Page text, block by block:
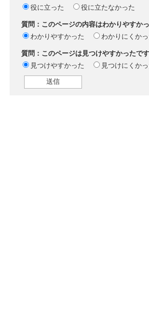
役に立った
役に立たなかった
質問：このページの内容はわかりやすか
わかりやすかった
わかりにくかっ
質問：このページは見つけやすかったで
見つけやすかった
見つけにくか